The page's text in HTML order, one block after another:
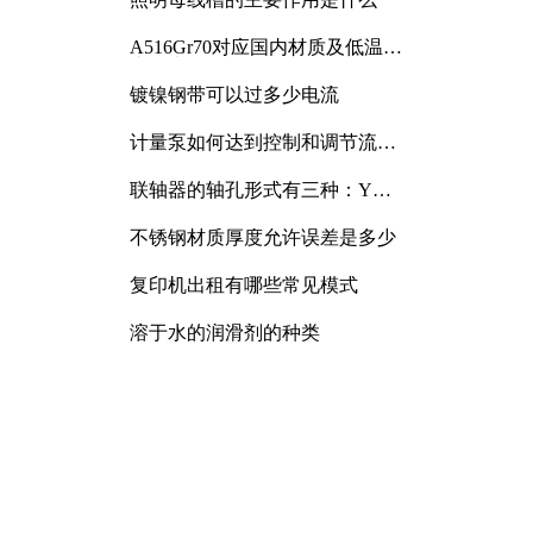
A516Gr70对应国内材质及低温冲
镀镍钢带可以过多少电流
计量泵如何达到控制和调节流量
联轴器的轴孔形式有三种：Y
不锈钢材质厚度允许误差是多少
复印机出租有哪些常见模式
溶于水的润滑剂的种类